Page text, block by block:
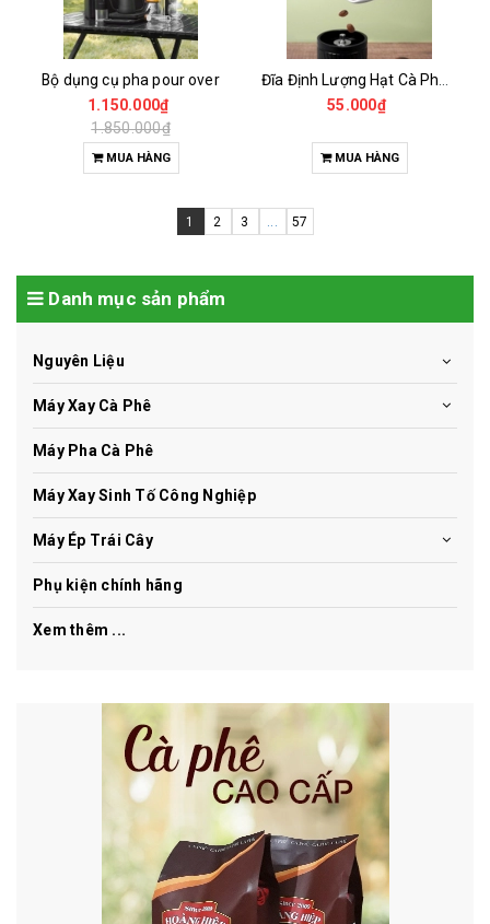
Bộ dụng cụ pha pour over
1.150.000₫
1.850.000₫
MUA HÀNG
55.000₫
MUA HÀNG
1 2 3 ... 57
Danh mục sản phẩm
Nguyên Liệu
Máy Xay Cà Phê
Máy Pha Cà Phê
Máy Xay Sinh Tố Công Nghiệp
Máy Ép Trái Cây
Phụ kiện chính hãng
Xem thêm ...